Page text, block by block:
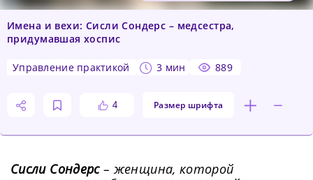
Имена и вехи: Сисли Сондерс – медсестра,
придумавшая хоспис
управление практикой 3 мин 889
4 Размер шрифта
Сисли Сондерс– женщина, которой